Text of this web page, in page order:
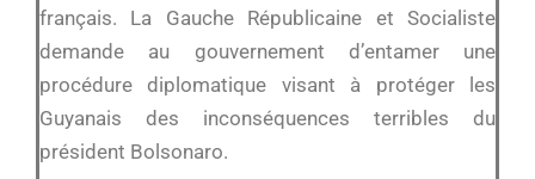
français. La Gauche Républicaine et Socialiste
demande au gouvernement d’entamer une
procédure diplomatique visant à protéger les
Guyanais des inconséquences terribles du
président Bolsonaro.